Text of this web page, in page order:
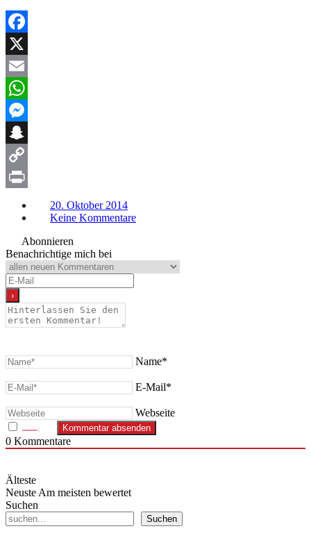
Facebook
X
Email
WhatsApp
Messenger
Snapchat
Copy
20. Oktober 2014
Keine Kommentare
Abonnieren
Benachrichtige mich bei
Name*
E-Mail*
Webseite
0 Kommentare
Älteste
NeusteAm meisten bewertet
Suchen
Suchen